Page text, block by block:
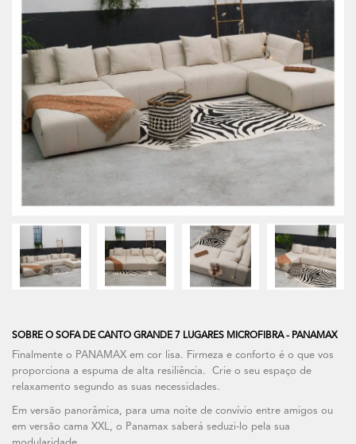
SOBRE O SOFA DE CANTO GRANDE 7 LUGARES MICROFIBRA - PANAMAX
Finalmente o PANAMAX em cor lisa. Firmeza e conforto é o que vos
proporciona a espuma de alta resiliência. Crie o seu espaço de
relaxamento segundo as suas necessidades.
Em versão panorâmica, para uma noite de convívio entre amigos ou
em versão cama XXL, o Panamax saberá seduzi-lo pela sua